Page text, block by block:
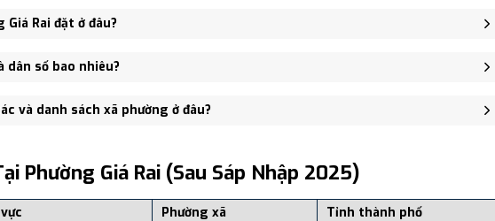
cơ sở sáp nhập Phường 1 (thị xã Giá Rai), Phường Hộ Phòng, Xã Phong Thạnh, Xã
Rai đặt ở đâu?
Giá Rai đặt tại đang cập nhật - trung tâm khu vực thuận tiện giao thông.
dân số bao nhiêu?
Dân số: 21,974 người, Mật độ dân số: Khoảng 1,868.54 người/km²
và danh sách xã phường ở đâu?
Phường Giá Rai (sau Sáp Nhập 2025)
Phường xã
Tỉnh thành phố